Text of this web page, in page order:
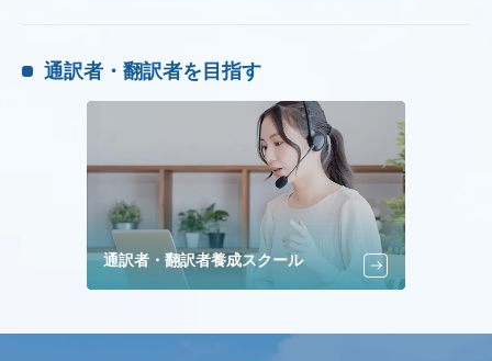
通訳者・翻訳者を目指す
通訳者・翻訳者養成スクール